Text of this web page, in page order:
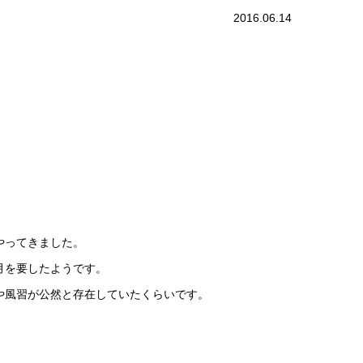
2016.06.14
てきました。
要したようです。
習が公然と存在していたくらいです。